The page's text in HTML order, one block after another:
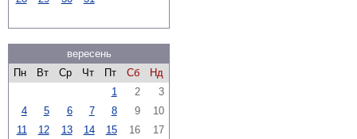
вересень
Пн
Вт Ср Чт Пт Сб
Нд
1
2
3
4
5 6 7 8 9
10
11
12 13 14 15 16
17